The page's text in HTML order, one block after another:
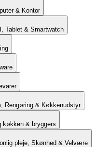
& Kontor
Tablet & Smartwatch
Rengøring & Køkkenudstyr
køkken & bryggers
pleje, Skønhed & Velvære